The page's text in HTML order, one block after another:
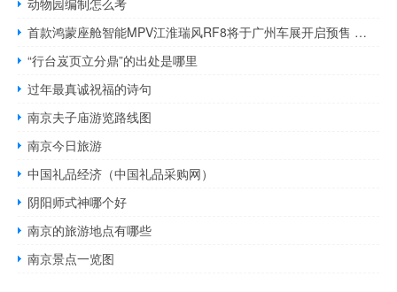
动物园编制怎么考
首款鸿蒙座舱智能MPV江淮瑞风RF8将于广州车展开启预售 到底什么情况嘞
“行台岌页立分鼎”的出处是哪里
过年最真诚祝福的诗句
南京夫子庙游览路线图
南京今日旅游
中国礼品经济（中国礼品采购网）
阴阳师式神哪个好
南京的旅游地点有哪些
南京景点一览图